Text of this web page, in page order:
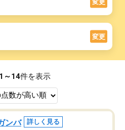
変更
1～14件を表示
ンバ 詳しく見る